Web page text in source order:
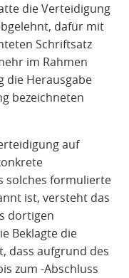
die Verteidigung
dafür mit
Schriftsatz
im Rahmen
die Herausgabe
bezeichneten
auf
solches formulierte
ist, versteht das
dortigen
Beklagte die
dass aufgrund des
zum -Abschluss